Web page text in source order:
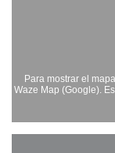
Para mostrar el
Waze Map (Google).